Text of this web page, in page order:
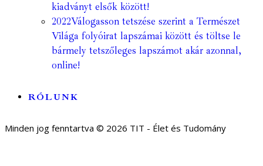
kiadványt elsők között!
2022Válogasson tetszése szerint a Természet
Világa folyóirat lapszámai között és töltse le
bármely tetszőleges lapszámot akár azonnal,
online!
RÓLUNK
Minden jog fenntartva © 2026 TIT - Élet és Tudomány